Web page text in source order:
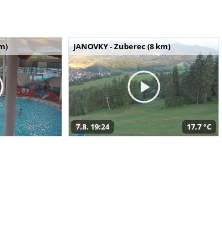
JANOVKY - Zuberec (8 km)
7.8. 19:24 17,7 °C